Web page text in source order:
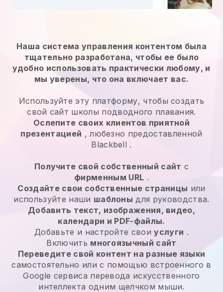
Наша система управления контентом была
тщательно разработана, чтобы ее было
удобно использовать практически любому, и
мы уверены, что она включает вас.
Используйте эту платформу, чтобы создать
свой сайт школы подводного плавания.
Ослепите своих клиентов приятной
презентацией , любезно предоставленной
Blackbell .
Получите свой собственный сайт с
фирменным URL .
Создайте свои собственные страницы или
используйте наши шаблоны для руководства.
Добавить текст, изображения, видео,
календари и PDF-файлы.
Добавьте и настройте своиуслуги .
Включить многоязычный сайт
Переведите свой контент на разные языки
самостоятельно или с помощью встроенного в
Google сервиса перевода искусственного
интеллекта одним щелчком мыши.